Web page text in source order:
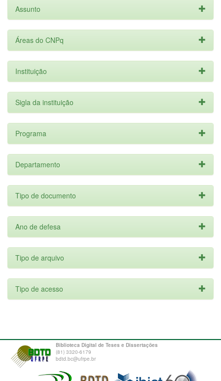
Assunto
Áreas do CNPq
Instituição
Sigla da instituição
Programa
Departamento
Tipo de documento
Ano de defesa
Tipo de arquivo
Tipo de acesso
Biblioteca Digital de Teses e Dissertações
(81) 3320-6179
bdtd.bc@ufrpe.br